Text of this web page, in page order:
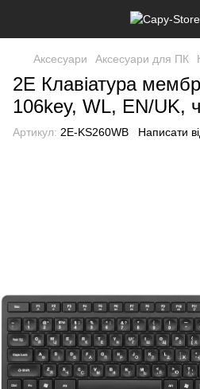
Аксесуари Аксесуари для ПК
2E Клавіатура
106key, WL, EN/UK,
Артикул: 2E-KS260WB Написати